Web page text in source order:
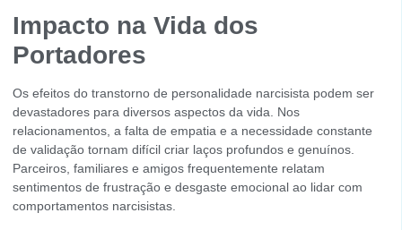
Impacto na Vida dos
Portadores
Os efeitos do transtorno de personalidade narcisista podem ser
devastadores para diversos aspectos da vida. Nos
relacionamentos, a falta de empatia e a necessidade constante
de validação tornam difícil criar laços profundos e genuínos.
Parceiros, familiares e amigos frequentemente relatam
sentimentos de frustração e desgaste emocional ao lidar com
comportamentos narcisistas.